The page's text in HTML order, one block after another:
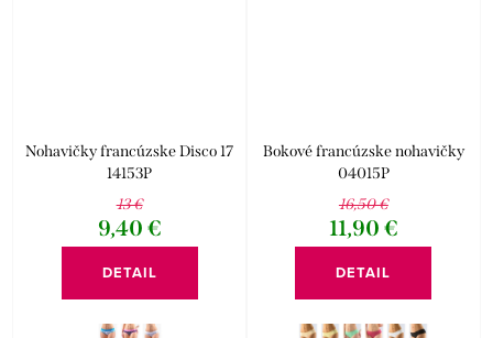
Nohavičky francúzske Disco 17
14153P
13 €
9,40 €
DETAIL
Bokové francúzske nohavičky
04015P
16,50 €
11,90 €
DETAIL